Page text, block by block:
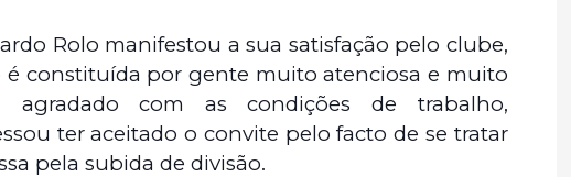
Rolo manifestou a sua satisfação pelo clube,
é constituída por gente muito atenciosa e muito
agradado com as condições de trabalho,
ter aceitado o convite pelo facto de se tratar
pela subida de divisão.